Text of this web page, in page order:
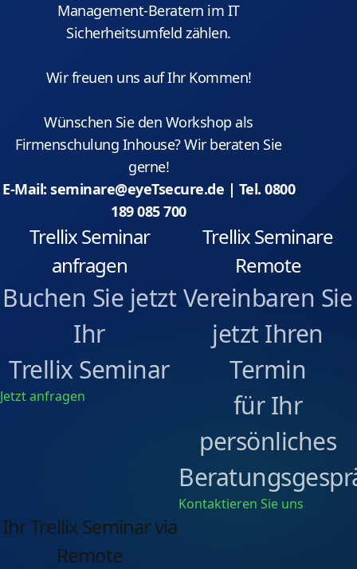
Management-Beratern im IT
Sicherheitsumfeld zählen.
Wir freuen uns auf Ihr Kommen!
Wünschen Sie den Workshop als
Firmenschulung Inhouse? Wir beraten Sie
gerne!
E-Mail: seminare@eyeTsecure.de | Tel. 0800
189 085 700
Trellix Seminar
anfragen
Buchen Sie jetzt
Ihr
Trellix Seminar
Jetzt anfragen
Trellix Seminare
Remote
Vereinbaren Sie
jetzt Ihren
Termin
für Ihr
persönliches
Kontaktieren Sie uns
Ihr Trellix Seminar via
Remote